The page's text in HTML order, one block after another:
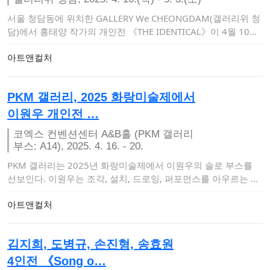
서울 청담동에 위치한 GALLERY We CHEONGDAM(갤러리위 청
담)에서 홍태양 작가의 개인전 《THE IDENTICAL》이 4월 10일
아트앤컬처
PKM 갤러리, 2025 화랑미술제에서
이원우 개인전 …
코엑스 컨벤션센터 A&B홀 (PKM 갤러리
부스: A14), 2025. 4. 16. - 20.
PKM 갤러리는 2025년 화랑미술제에서 이원우의 솔로 부스를
선보인다. 이원우는 조각, 설치, 드로잉, 퍼포먼스를 아우르는 다
아트앤컬처
김지희, 도병규, 손진형, 송효원
4인전 《Song o…